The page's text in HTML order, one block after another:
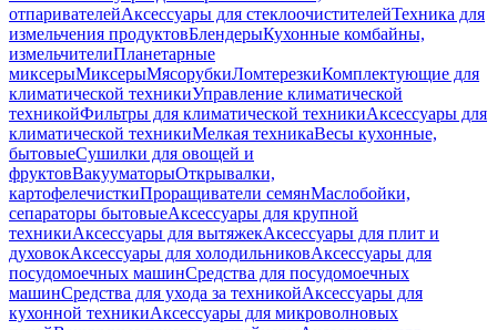
отпаривателейАксессуары для стеклоочистителейТехника для
измельчения продуктовБлендерыКухонные комбайны,
измельчителиПланетарные
миксерыМиксерыМясорубкиЛомтерезкиКомплектующие для
климатической техникиУправление климатической
техникойФильтры для климатической техникиАксессуары для
климатической техникиМелкая техникаВесы кухонные,
бытовыеСушилки для овощей и
фруктовВакууматорыОткрывалки,
картофелечисткиПроращиватели семянМаслобойки,
сепараторы бытовыеАксессуары для крупной
техникиАксессуары для вытяжекАксессуары для плит и
духовокАксессуары для холодильниковАксессуары для
посудомоечных машинСредства для посудомоечных
машинСредства для ухода за техникойАксессуары для
кухонной техникиАксессуары для микроволновых